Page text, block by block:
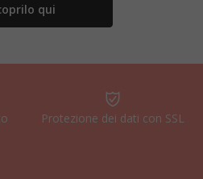
qui
Protezione dei dati con SSL